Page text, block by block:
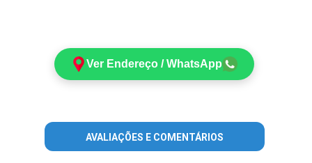
Ver Endereço / WhatsApp
AVALIAÇÕES E COMENTÁRIOS